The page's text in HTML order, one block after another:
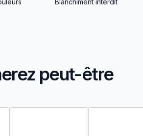
Blanchiment interdit
peut-être